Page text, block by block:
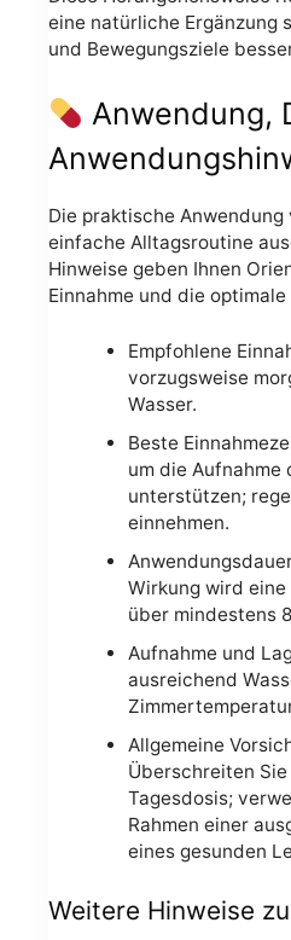
eine natürliche Ergänzung
und Bewegungsziele
Anwendung,
Die praktische
einfache Alltagsroutine
Hinweise geben Ihnen
Einnahme und die
Empfohlene
vorzugsweise
Wasser.
Beste
um die
unterstützen;
einnehmen.
Wirkung wird
über mindestens
Aufnahme und
ausreichend
Allgemeine
Überschreiten
Tagesdosis;
Rahmen einer
eines gesunden
Weitere Hinweise